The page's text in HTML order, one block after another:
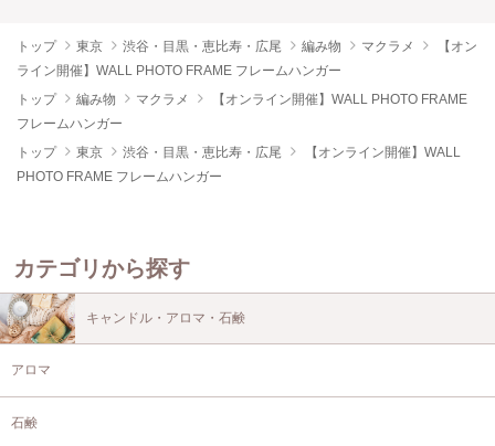
トップ 東京 渋谷・目黒・恵比寿・広尾 編み物 マクラメ
【オン
ライン開催】WALL PHOTO FRAME フレームハンガー
トップ
編み物 マクラメ
【オンライン開催】WALL PHOTO FRAME
フレームハンガー
トップ
東京 渋谷・目黒・恵比寿・広尾
【オンライン開催】WALL
PHOTO FRAME フレームハンガー
カテゴリから探す
キャンドル・アロマ・石鹸
アロマ
石鹸